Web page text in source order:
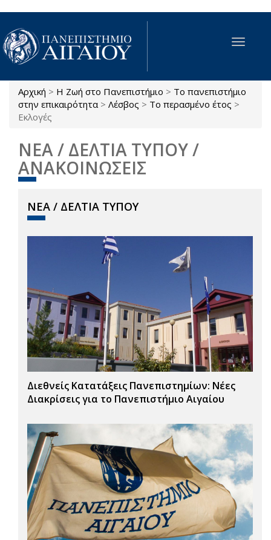
Παράκαμψη προς το κυρίως περιεχόμενο
Toggle
Είστε εδώ
Αρχική > Η Ζωή στο Πανεπιστήμιο > Το πανεπιστήμιο
στην επικαιρότητα > Λέσβος > Το περασμένο έτος >
Εκλογές
ΝΕΑ / ΔΕΛΤΙΑ ΤΥΠΟΥ /
ΑΝΑΚΟΙΝΩΣΕΙΣ
ΝΕΑ / ΔΕΛΤΙΑ ΤΥΠΟΥ
Διεθνείς Κατατάξεις Πανεπιστημίων: Νέες
Διακρίσεις για το Πανεπιστήμιο Αιγαίου